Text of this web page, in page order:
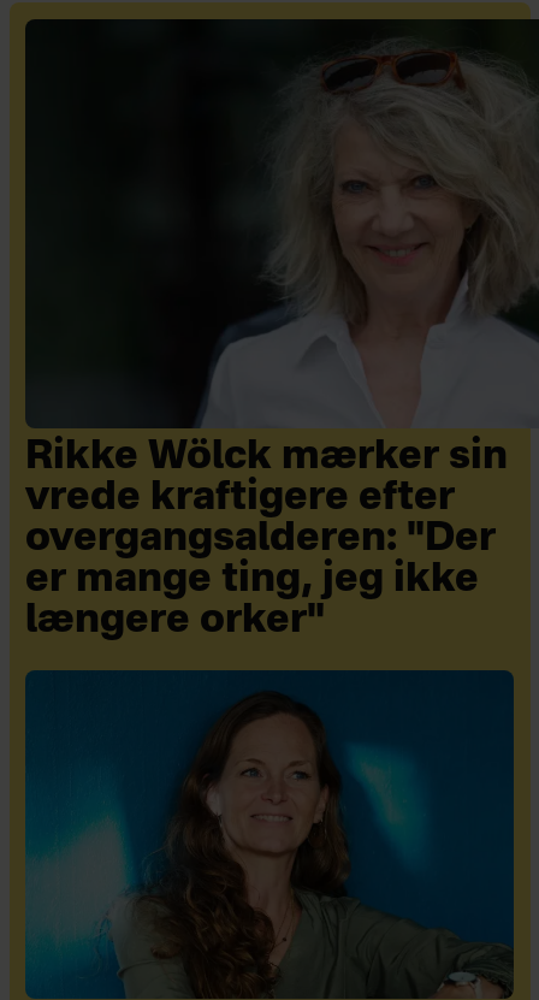
Rikke Wölck mærker sin
vrede kraftigere efter
overgangsalderen: "Der
er mange ting, jeg ikke
længere orker"